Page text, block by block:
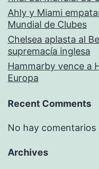
Ahly y Miami
Mundial de Clubes
Chelsea aplasta al
supremacía inglesa
Hammarby vence a
Europa
Recent Comments
No hay comentarios
Archives